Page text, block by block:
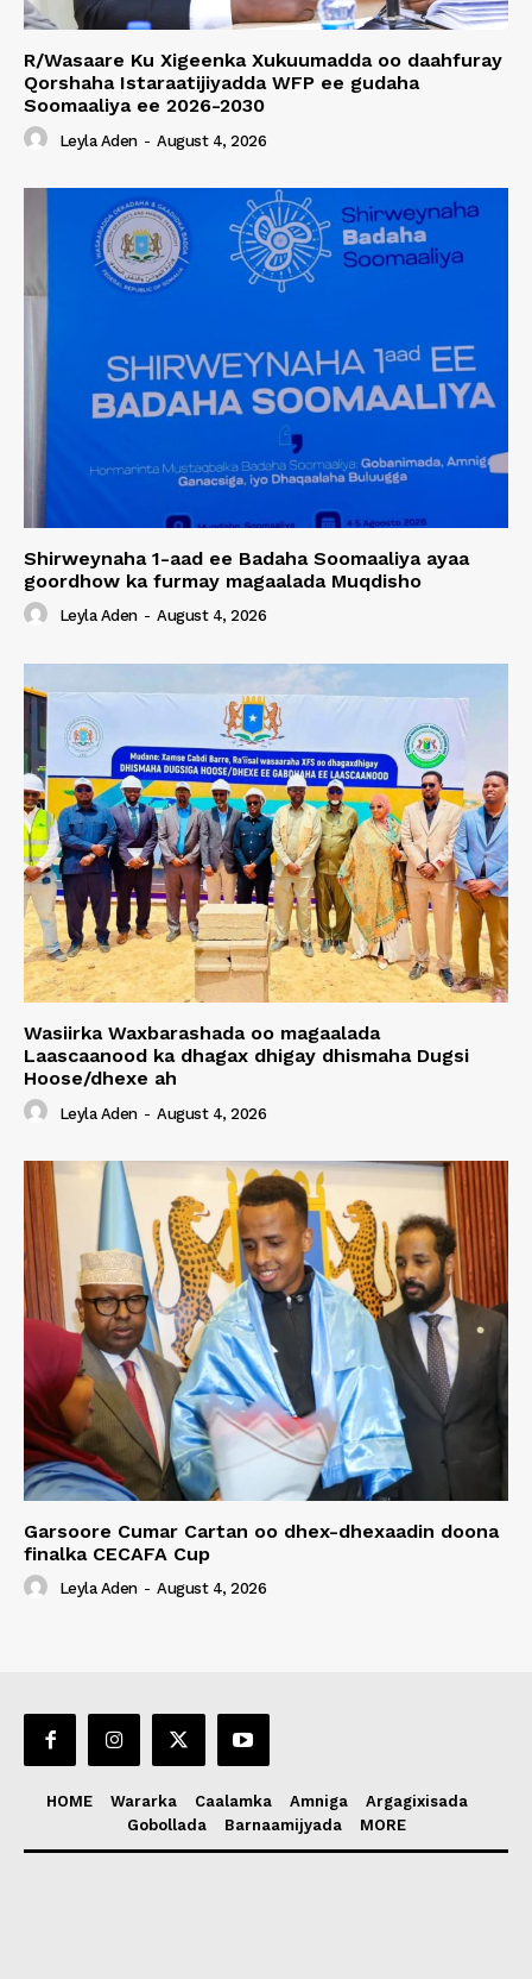
R/Wasaare Ku Xigeenka Xukuumadda oo daahfuray
Qorshaha Istaraatijiyadda WFP ee gudaha
Soomaaliya ee 2026-2030
Leyla Aden - August 4, 2026
Shirweynaha 1-aad ee Badaha Soomaaliya ayaa
goordhow ka furmay magaalada Muqdisho
Leyla Aden - August 4, 2026
Wasiirka Waxbarashada oo magaalada
Laascaanood ka dhagax dhigay dhismaha Dugsi
Hoose/dhexe ah
Leyla Aden - August 4, 2026
Garsoore Cumar Cartan oo dhex-dhexaadin doona
finalka CECAFA Cup
Leyla Aden - August 4, 2026
HOME Wararka Caalamka Amniga
Argagixisada
Gobollada
Barnaamijyada MORE